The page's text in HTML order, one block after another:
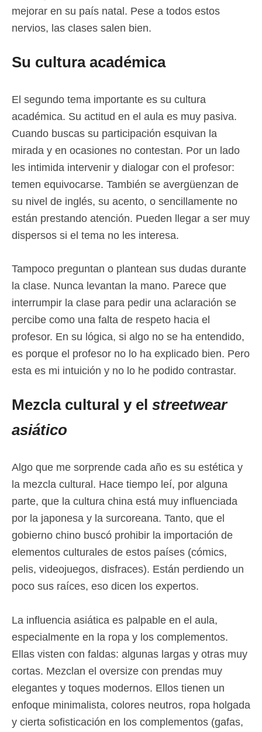
mejorar en su país natal. Pese a todos estos
nervios, las clases salen bien.
Su cultura académica
El segundo tema importante es su cultura
académica. Su actitud en el aula es muy pasiva.
Cuando buscas su participación esquivan la
mirada y en ocasiones no contestan. Por un lado
les intimida intervenir y dialogar con el profesor:
temen equivocarse. También se avergüenzan de
su nivel de inglés, su acento, o sencillamente no
están prestando atención. Pueden llegar a ser muy
dispersos si el tema no les interesa.
Tampoco preguntan o plantean sus dudas durante
la clase. Nunca levantan la mano. Parece que
interrumpir la clase para pedir una aclaración se
percibe como una falta de respeto hacia el
profesor. En su lógica, si algo no se ha entendido,
es porque el profesor no lo ha explicado bien. Pero
esta es mi intuición y no lo he podido contrastar.
Mezcla cultural y el streetwear
asiático
Algo que me sorprende cada año es su estética y
la mezcla cultural. Hace tiempo leí, por alguna
parte, que la cultura china está muy influenciada
por la japonesa y la surcoreana. Tanto, que el
gobierno chino buscó prohibir la importación de
elementos culturales de estos países (cómics,
pelis, videojuegos, disfraces). Están perdiendo un
poco sus raíces, eso dicen los expertos.
La influencia asiática es palpable en el aula,
especialmente en la ropa y los complementos.
Ellas visten con faldas: algunas largas y otras muy
cortas. Mezclan el oversize con prendas muy
elegantes y toques modernos. Ellos tienen un
enfoque minimalista, colores neutros, ropa holgada
y cierta sofisticación en los complementos (gafas,